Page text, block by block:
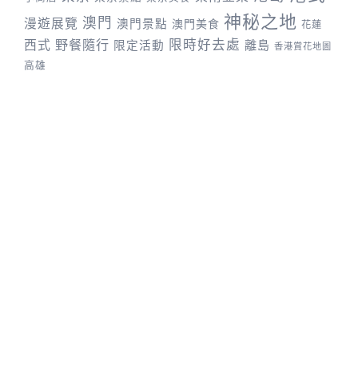
漫遊展覽 澳門 澳門景點 澳門美食 神秘之地 花蓮
西式 野餐隨行 限定活動 限時好去處 離島 香港賞花地圖
高雄